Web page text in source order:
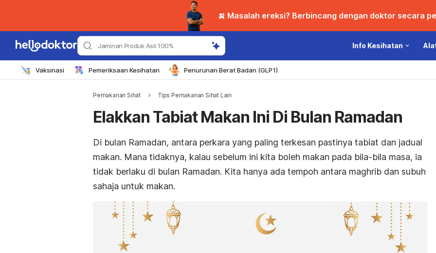
🍌 Masalah ereksi? Berbincang dengan doktor secara
Jaminan Produk Asli 100% Info Kesihatan
Vaksinasi Pemeriksaan Kesihatan Penurunan Berat Badan (GLP1)
Pemakanan Sihat Tips Pemakanan Sihat Lain
Elakkan Tabiat Makan Ini Di Bulan Ramadan
Di bulan Ramadan, antara perkara yang paling terkesan pastinya tabiat dan jadual
makan. Mana tidaknya, kalau sebelum ini kita boleh makan pada bila-bila masa, ia
tidak berlaku di bulan Ramadan. Kita hanya ada tempoh antara maghrib dan subuh
sahaja untuk makan.